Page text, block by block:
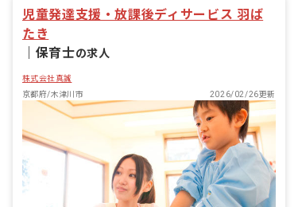
産休育休制度
児童発達支援・放課後ディサービス 羽ば
たき
保育士の求人
株式会社真誠
京都府/木津川市
2026/02/26更新